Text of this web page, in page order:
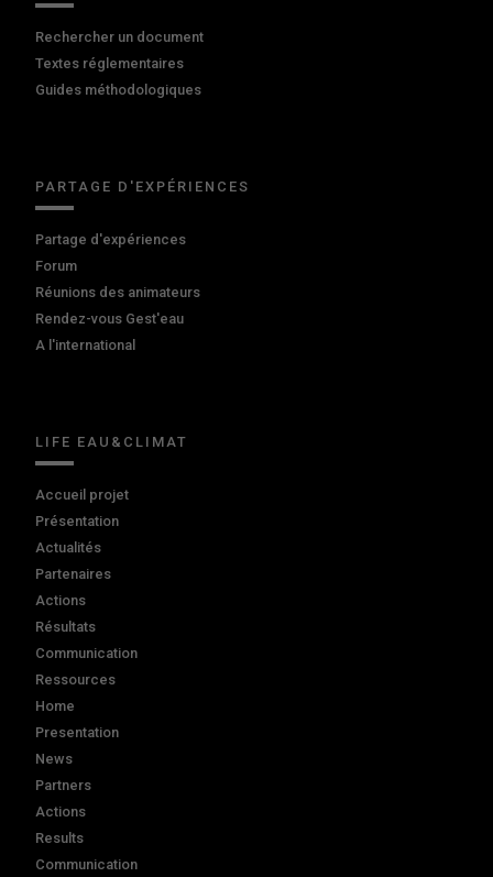
Rechercher un document
Textes réglementaires
Guides méthodologiques
PARTAGE D'EXPÉRIENCES
Partage d'expériences
Forum
Réunions des animateurs
Rendez-vous Gest'eau
A l'international
LIFE EAU&CLIMAT
Accueil projet
Présentation
Actualités
Partenaires
Actions
Résultats
Communication
Ressources
Home
Presentation
News
Partners
Actions
Results
Communication